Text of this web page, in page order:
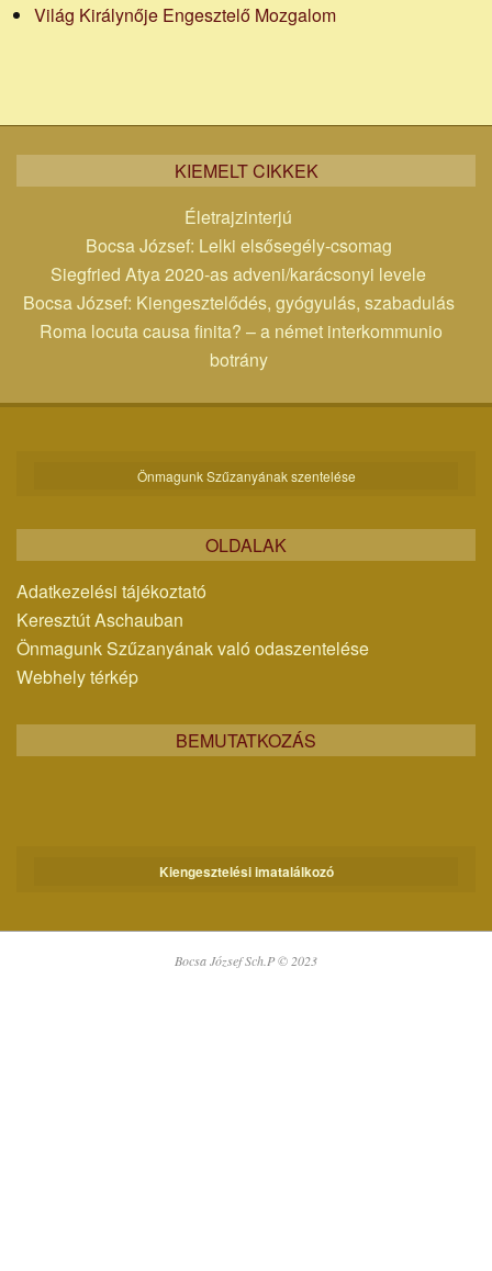
Világ Királynője Engesztelő Mozgalom
KIEMELT CIKKEK
Életrajzinterjú
Bocsa József: Lelki elsősegély-csomag
Siegfried Atya 2020-as adveni/karácsonyi levele
Bocsa József: Kiengesztelődés, gyógyulás, szabadulás
Roma locuta causa finita? – a német interkommunio
botrány
Önmagunk Szűzanyának szentelése
OLDALAK
Adatkezelési tájékoztató
Keresztút Aschauban
Önmagunk Szűzanyának való odaszentelése
Webhely térkép
BEMUTATKOZÁS
Kiengesztelési imatalálkozó
Bocsa József Sch.P © 2023